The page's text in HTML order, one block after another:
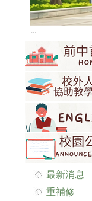
:::
最新消息
重補修